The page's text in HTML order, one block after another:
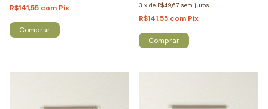
R$141,55 com Pix 3 x de R$49,67 sem juros
R$141,55 com Pix